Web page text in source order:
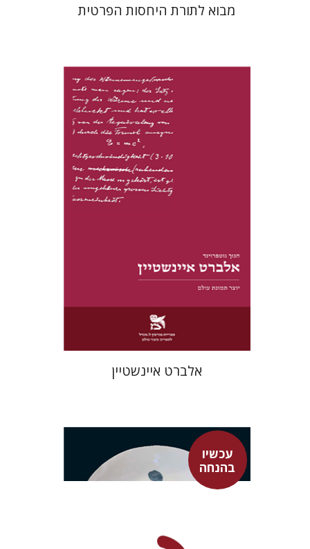
מבוא לתורת היחסות הפרטית
חנוך גוטפרוינד
הנחת אתר ספר מודפס
$31
$28
אלברט איינשטיין
עכשיו
בהנחהארווין שרדינגר
אבשלום אליצור